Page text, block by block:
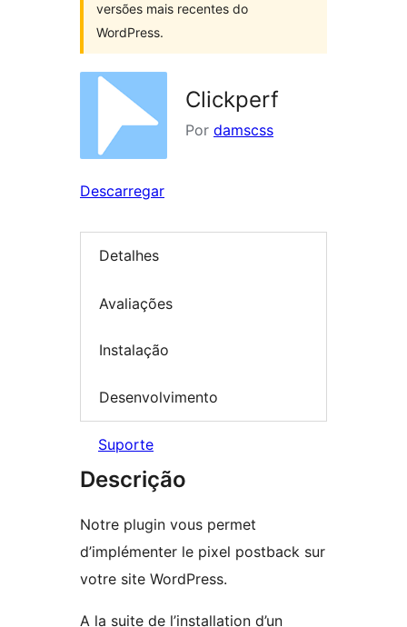
versões mais recentes do
WordPress.
Clickperf
Por damscss
Descarregar
Detalhes
Avaliações
Instalação
Desenvolvimento
Suporte
Descrição
Notre plugin vous permet
d’implémenter le pixel postback sur
votre site WordPress.
A la suite de l’installation d’un